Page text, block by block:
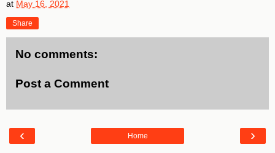
at May 16, 2021
Share
No comments:
Post a Comment
‹ ›
Home